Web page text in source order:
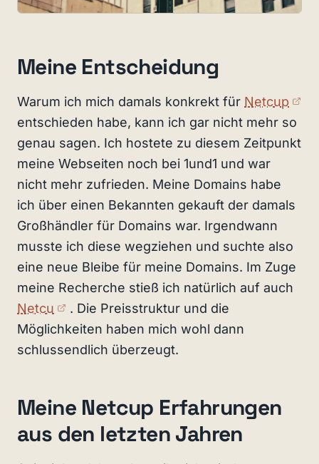
Meine Entscheidung
Warum ich mich damals konkrekt für Netcup
entschieden habe, kann ich gar nicht mehr so
genau sagen. Ich hostete zu diesem Zeitpunkt
meine Webseiten noch bei 1und1 und war
nicht mehr zufrieden. Meine Domains habe
ich über einen Bekannten gekauft der damals
Großhändler für Domains war. Irgendwann
musste ich diese wegziehen und suchte also
eine neue Bleibe für meine Domains. Im Zuge
meine Recherche stieß ich natürlich auf auch
Netcu
(externer Link)
. Die Preisstruktur und die
Möglichkeiten haben mich wohl dann
schlussendlich überzeugt.
Meine Netcup Erfahrungen
aus den letzten Jahren